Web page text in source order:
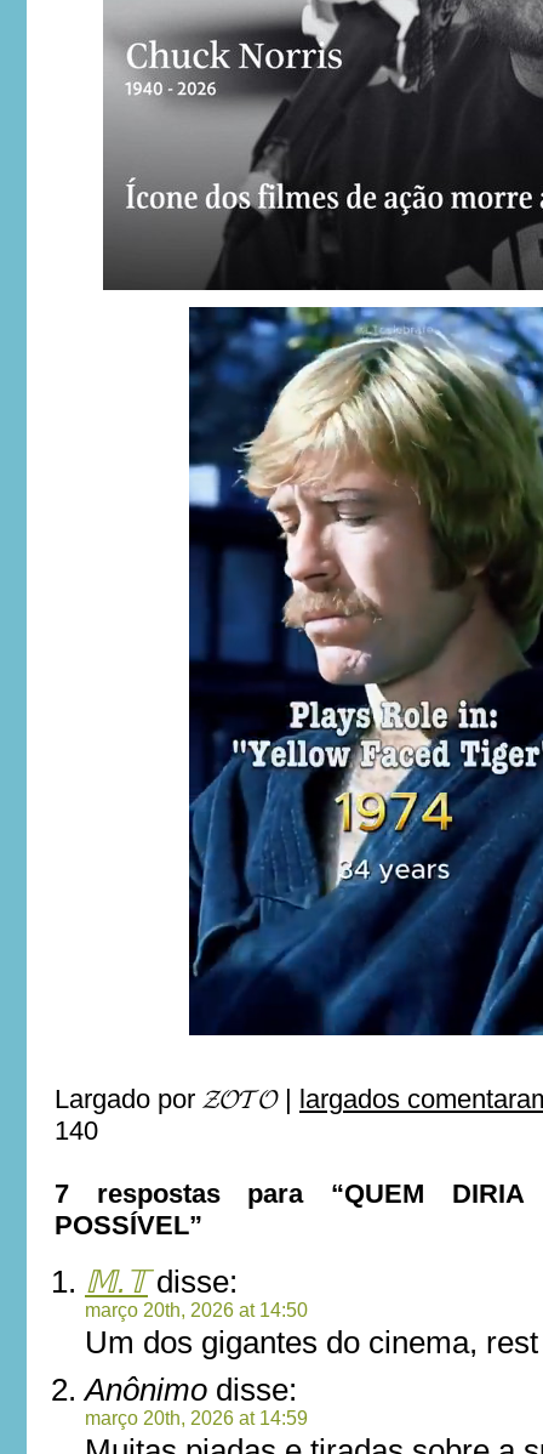
Largado por 𝓩𝓞𝓣𝓞| largados
140
7 respostas para “QUEM DIRIA
POSSÍVEL”
𝕄.𝕋disse:
março 20th, 2026 at 14:50
Um dos gigantes do cinema,
Anônimo disse:
março 20th, 2026 at 14:59